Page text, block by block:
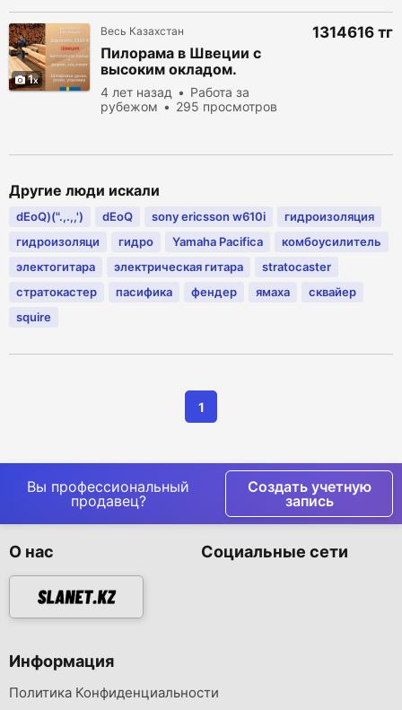
1
Весь Казахстан
Пилорама в Швеции с
высоким окладом.
Бесплатное жилье + аванс
по прибытию.
4 лет назад
Работа за
рубежом
295 просмотров
1314616 тг
Другие люди искали
dEoQ)(".,.,,') dEoQ sony ericsson w610i
гидроизоляция
гидроизоляци
гидро Yamaha Pacifica
комбоусилитель
электогитара
электрическая гитара
stratocaster
стратокастер
пасифика фендер ямаха
сквайер
squire
1
Вы профессиональный
продавец?
Создать учетную
запись
О нас Социальные сети
Информация
Политика Конфиденциальности